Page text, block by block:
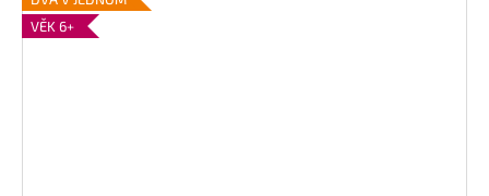
VĚK 6+